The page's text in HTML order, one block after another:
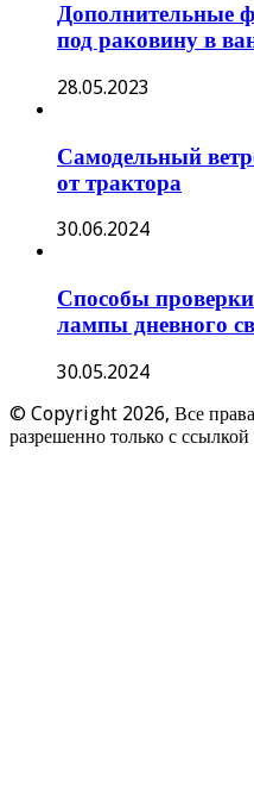
Дополнительные
под раковину в
28.05.2023
Самодельный
от трактора
30.06.2024
Способы проверки
лампы дневного
30.05.2024
© Copyright 2026, Все
разрешенно только с